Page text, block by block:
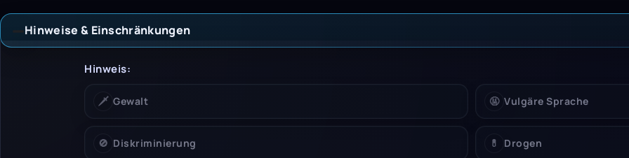
Hinweise & Einschränkungen
Hinweise &
Hinweis:
🗡️ Gewalt 🤬 Vulgäre Sprache
🚫 Diskriminierung 💊 Drogen